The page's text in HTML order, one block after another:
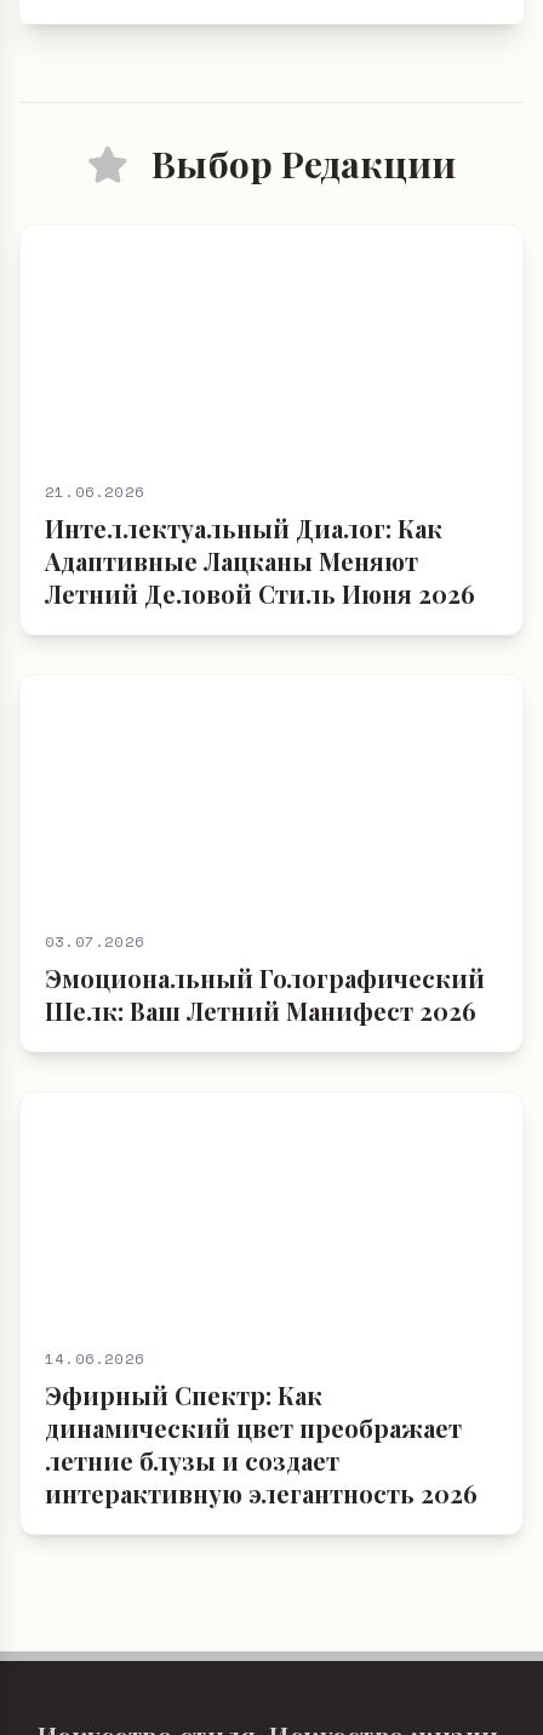
Выбор Редакции
21.06.2026
Интеллектуальный Диалог: Как
Адаптивные Лацканы Меняют
Летний Деловой Стиль Июня 2026
03.07.2026
Эмоциональный Голографический
Шелк: Ваш Летний Манифест 2026
14.06.2026
Эфирный Спектр: Как
динамический цвет преображает
летние блузы и создает
интерактивную элегантность 2026